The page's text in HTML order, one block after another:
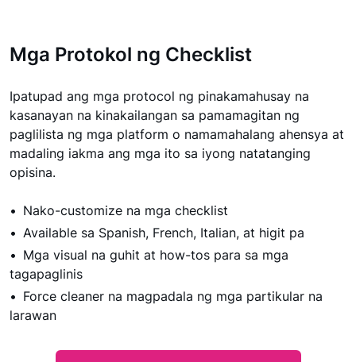
Mga Protokol ng Checklist
Ipatupad ang mga protocol ng pinakamahusay na
kasanayan na kinakailangan sa pamamagitan ng
paglilista ng mga platform o namamahalang ahensya at
madaling iakma ang mga ito sa iyong natatanging
opisina.
Nako-customize na mga checklist
Available sa Spanish, French, Italian, at higit pa
Mga visual na guhit at how-tos para sa mga
tagapaglinis
Force cleaner na magpadala ng mga partikular na
larawan